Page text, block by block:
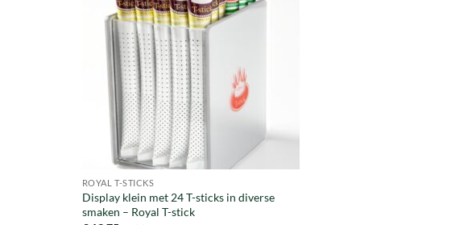
ROYAL T-STICKS
Display klein met 24 T-sticks in diverse
smaken – Royal T-stick